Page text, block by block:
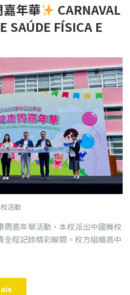
年華
CARNAVAL
SAÚDE FÍSICA E
活動
周嘉年華活動，本校派出中國舞校
全程記錄精彩瞬間。校方組織高中